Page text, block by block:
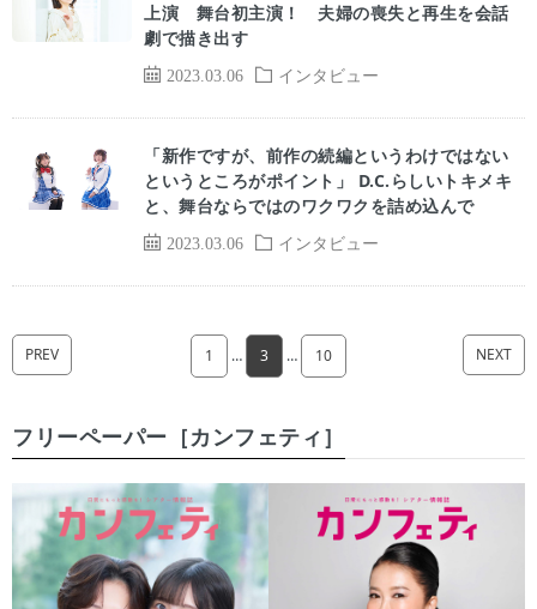
2023.03.06 インタビュー
上演 舞台初主演！ 夫婦の喪失と再生を会話
劇で描き出す
2023.03.06 インタビュー
「新作ですが、前作の続編というわけではない
というところがポイント」 D.C.らしいトキメキ
と、舞台ならではのワクワクを詰め込んで
PREV 1 … 3 … 10 NEXT
フリーペーパー［カンフェティ］